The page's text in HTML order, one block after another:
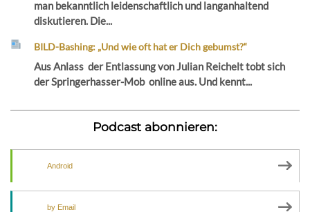
man bekanntlich leidenschaftlich und langanhaltend
diskutieren. Die...
BILD-Bashing: „Und wie oft hat er Dich gebumst?“
Aus Anlass der Entlassung von Julian Reichelt tobt sich
der Springerhasser-Mob online aus. Und kennt...
Podcast abonnieren:
Android
by Email